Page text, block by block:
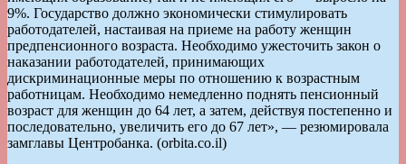
9%. Государство должно экономически стимулировать
работодателей, настаивая на приеме на работу женщин
предпенсионного возраста. Необходимо ужесточить закон о
наказании работодателей, принимающих
дискриминационные меры по отношению к возрастным
работницам. Необходимо немедленно поднять пенсионный
возраст для женщин до 64 лет, а затем, действуя постепенно и
последовательно, увеличить его до 67 лет», — резюмировала
замглавы Центробанка. (orbita.co.il)